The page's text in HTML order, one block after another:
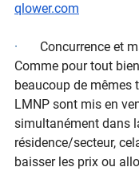
qlower.com
· Concurrence et
Comme pour tout
beaucoup de mêmes
LMNP sont mis en
simultanément dans
résidence/secteur,
baisser les prix ou